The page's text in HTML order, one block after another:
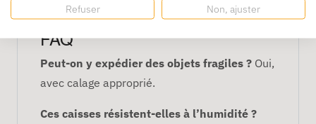
stockage
FAQ
Peut-on y expédier des objets fragiles ? Oui,
avec calage approprié.
Ces caisses résistent-elles à l’humidité ?
Refuser Non, ajuster